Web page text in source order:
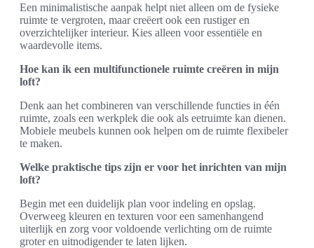
Een minimalistische aanpak helpt niet alleen om de fysieke
ruimte te vergroten, maar creëert ook een rustiger en
overzichtelijker interieur. Kies alleen voor essentiële en
waardevolle items.
Hoe kan ik een multifunctionele ruimte creëren in mijn
loft?
Denk aan het combineren van verschillende functies in één
ruimte, zoals een werkplek die ook als eetruimte kan dienen.
Mobiele meubels kunnen ook helpen om de ruimte flexibeler
te maken.
Welke praktische tips zijn er voor het inrichten van mijn
loft?
Begin met een duidelijk plan voor indeling en opslag.
Overweeg kleuren en texturen voor een samenhangend
uiterlijk en zorg voor voldoende verlichting om de ruimte
groter en uitnodigender te laten lijken.